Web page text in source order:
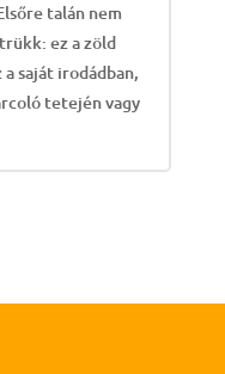
talán nem
ez a zöld
saját irodádban,
tetején vagy